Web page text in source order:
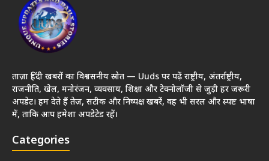
ताज़ा हिंदी खबरों का विश्वसनीय स्रोत — Uuds पर पढ़ें राष्ट्रीय, अंतर्राष्ट्रीय,
राजनीति, खेल, मनोरंजन, व्यवसाय, शिक्षा और टेक्नोलॉजी से जुड़ी हर जरूरी
अपडेट। हम देते हैं तेज़, सटीक और निष्पक्ष खबरें, वह भी सरल और स्पष्ट भाषा
में, ताकि आप हमेशा अपडेटेड रहें।
Categories